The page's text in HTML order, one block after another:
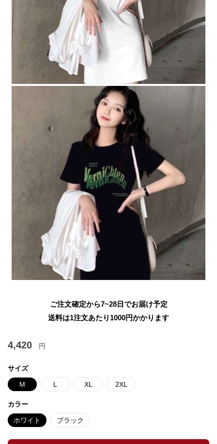
ご注文確定から7~28日でお届け予定
送料は1注文あたり 1000円かかります
4,420 円
サイズ
M L XL 2XL
カラー
ホワイト ブラック